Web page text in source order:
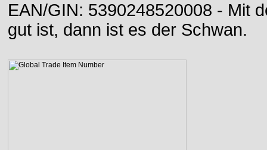
EAN/GIN: 5390248520008 - Mit
gut ist, dann ist es der Schwan.